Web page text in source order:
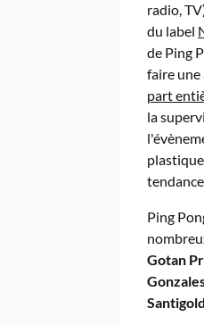
radio,
du label
de Ping
faire une
part
la
Ping
Gotan
Santigold